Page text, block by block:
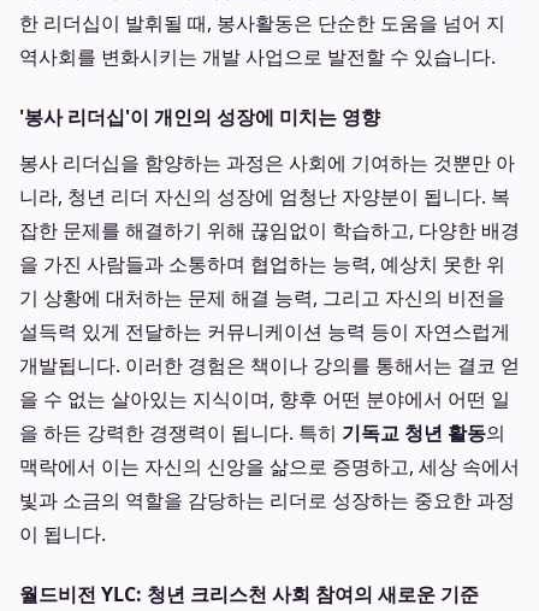
한 리더십이 발휘될 때, 봉사활동은 단순한 도움을 넘어 지
역사회를 변화시키는 개발 사업으로 발전할 수 있습니다.
'봉사 리더십'이 개인의 성장에 미치는 영향
봉사 리더십을 함양하는 과정은 사회에 기여하는 것뿐만 아
니라, 청년 리더 자신의 성장에 엄청난 자양분이 됩니다. 복
잡한 문제를 해결하기 위해 끊임없이 학습하고, 다양한 배경
을 가진 사람들과 소통하며 협업하는 능력, 예상치 못한 위
기 상황에 대처하는 문제 해결 능력, 그리고 자신의 비전을
설득력 있게 전달하는 커뮤니케이션 능력 등이 자연스럽게
개발됩니다. 이러한 경험은 책이나 강의를 통해서는 결코 얻
을 수 없는 살아있는 지식이며, 향후 어떤 분야에서 어떤 일
을 하든 강력한 경쟁력이 됩니다. 특히 기독교 청년 활동의
맥락에서 이는 자신의 신앙을 삶으로 증명하고, 세상 속에서
빛과 소금의 역할을 감당하는 리더로 성장하는 중요한 과정
이 됩니다.
월드비전 YLC: 청년 크리스천 사회 참여의 새로운 기준